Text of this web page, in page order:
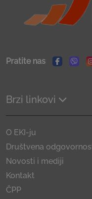
Pratite nas
Brzi linkovi
O EKI-ju
Društvena
Novosti i mediji
Kontakt
ČPP